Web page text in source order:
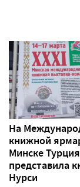
На
книжной
Минске Турция
представила
Нурси